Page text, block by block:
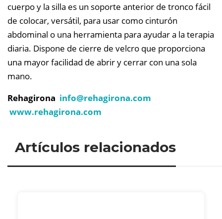
cuerpo y la silla es un soporte anterior de tronco fácil
de colocar, versátil, para usar como cinturón
abdominal o una herramienta para ayudar a la terapia
diaria. Dispone de cierre de velcro que proporciona
una mayor facilidad de abrir y cerrar con una sola
mano.
Rehagirona info@rehagirona.com
www.rehagirona.com
Artículos relacionados